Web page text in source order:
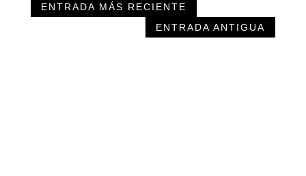
ENTRADA MÁS RECIENTE
ENTRADA ANTIGUA